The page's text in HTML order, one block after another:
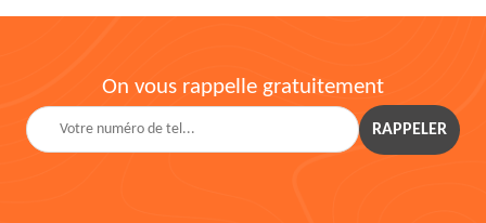
On vous rappelle gratuitement